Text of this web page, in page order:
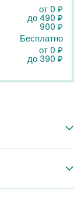
от 0 ₽
до 490 ₽
900 ₽
Бесплатно
от 0 ₽
до 390 ₽